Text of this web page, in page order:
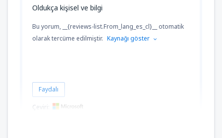
Oldukça kişisel ve bilgi
Bu yorum, __{reviews-list.From_lang_es_cl}__ otomatik
olarak tercüme edilmiştir. Kaynağı göster
Faydalı
Çeviri: